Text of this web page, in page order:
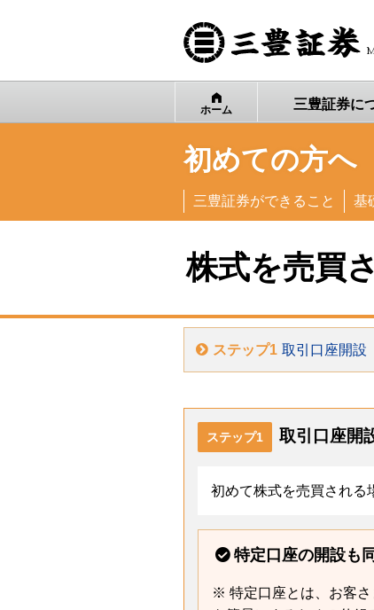
ホーム 三豊証券に
初めての方へ
三豊証券ができること 基
株式を売買
ステップ1 取引口座開設
ステップ1 取引口座開
初めて株式を売買される
特定口座の開設も
※ 特定口座とは、お客さ